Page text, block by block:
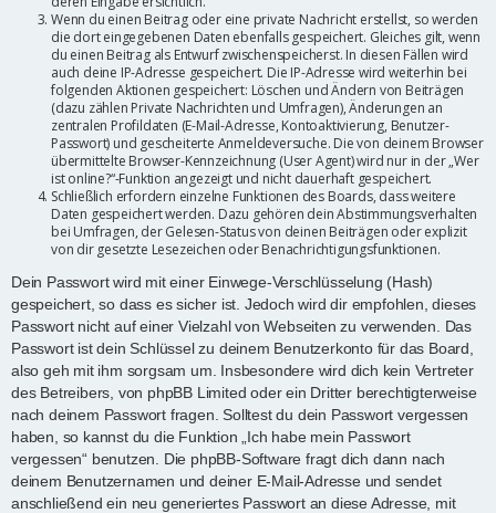
Wenn du einen Beitrag oder eine private Nachricht erstellst, so werden
die dort eingegebenen Daten ebenfalls gespeichert. Gleiches gilt, wenn
du einen Beitrag als Entwurf zwischenspeicherst. In diesen Fällen wird
auch deine IP-Adresse gespeichert. Die IP-Adresse wird weiterhin bei
folgenden Aktionen gespeichert: Löschen und Ändern von Beiträgen
(dazu zählen Private Nachrichten und Umfragen), Änderungen an
zentralen Profildaten (E-Mail-Adresse, Kontoaktivierung, Benutzer-
Passwort) und gescheiterte Anmeldeversuche. Die von deinem Browser
übermittelte Browser-Kennzeichnung (User Agent) wird nur in der „Wer
ist online?“-Funktion angezeigt und nicht dauerhaft gespeichert.
Schließlich erfordern einzelne Funktionen des Boards, dass weitere
Daten gespeichert werden. Dazu gehören dein Abstimmungsverhalten
bei Umfragen, der Gelesen-Status von deinen Beiträgen oder explizit
von dir gesetzte Lesezeichen oder Benachrichtigungsfunktionen.
Dein Passwort wird mit einer Einwege-Verschlüsselung (Hash)
gespeichert, so dass es sicher ist. Jedoch wird dir empfohlen, dieses
Passwort nicht auf einer Vielzahl von Webseiten zu verwenden. Das
Passwort ist dein Schlüssel zu deinem Benutzerkonto für das Board,
also geh mit ihm sorgsam um. Insbesondere wird dich kein Vertreter
des Betreibers, von phpBB Limited oder ein Dritter berechtigterweise
nach deinem Passwort fragen. Solltest du dein Passwort vergessen
haben, so kannst du die Funktion „Ich habe mein Passwort
vergessen“ benutzen. Die phpBB-Software fragt dich dann nach
deinem Benutzernamen und deiner E-Mail-Adresse und sendet
anschließend ein neu generiertes Passwort an diese Adresse, mit